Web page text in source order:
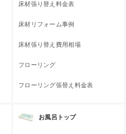
床材張り替え料金表
床材リフォーム事例
床材張り替え費用相場
フローリング
フローリング張替え料金表
お風呂トップ